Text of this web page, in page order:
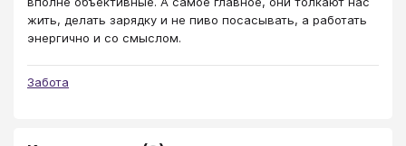
жить, делать зарядку и не пиво посасывать, а работать
энергично и со смыслом.
Забота